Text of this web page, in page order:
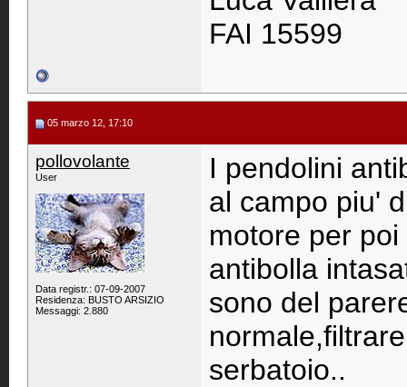
FAI 15599
05 marzo 12, 17:10
pollovolante
User
Data registr.: 07-09-2007
Residenza: BUSTO ARSIZIO
Messaggi: 2.880
I pendolini
al campo piu'
motore per
antibolla
sono del
serbatoio..